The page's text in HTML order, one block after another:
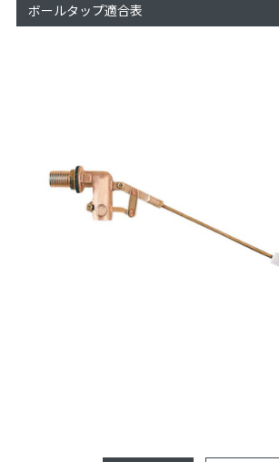
ボールタップ適合表